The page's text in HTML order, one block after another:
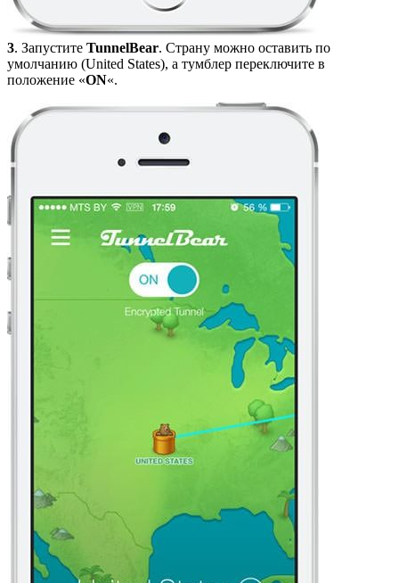
3. Запустите TunnelBear. Страну можно оставить по
умолчанию (United States), а тумблер переключите в
положение «ON«.